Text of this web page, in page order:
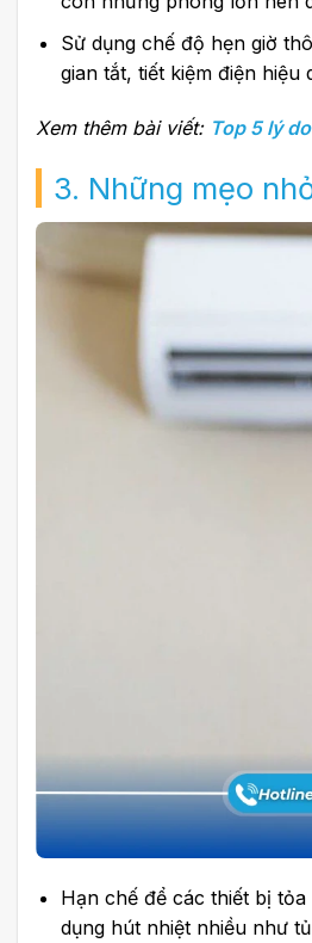
Sử dụng chế độ hẹn giờ
gian tắt, tiết kiệm điện hiệu
Xem thêm bài viết: Top 5 lý
3. Những mẹo
Hạn chế để các thiết bị
dụng hút nhiệt nhiều như